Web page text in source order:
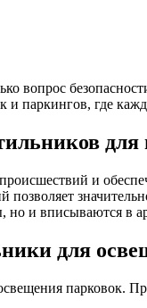
вопрос
и паркингов, где
для
и
позволяет
и вписываются в
для
парковок.